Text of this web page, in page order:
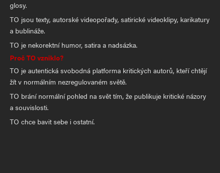
glosy.
TO jsou texty, autorské videopořady, satirické videoklipy, karikatury
a bublináže.
TO je nekorektní humor, satira a nadsázka.
Proč TO vzniklo?
TO je autentická svobodná platforma kritických autorů, kteří chtějí
žít v normálním nezregulovaném světě.
TO brání normální pohled na svět tím, že publikuje kritické názory
a souvislosti.
TO chce bavit sebe i ostatní.